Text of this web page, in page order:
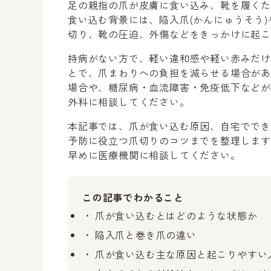
足の親指の爪が皮膚に食い込み、靴を履く
食い込む背景には、陥入爪(かんにゅうそ
切り、靴の圧迫、外傷などをきっかけに起
持病がない方で、軽い違和感や軽い赤みだ
とで、爪まわりへの負担を減らせる場合が
場合や、糖尿病・血流障害・免疫低下など
外科に相談してください。
本記事では、爪が食い込む原因、自宅でで
予防に役立つ爪切りのコツまでを整理しま
早めに医療機関に相談してください。
この記事でわかること
爪が食い込むとはどのような状態か
陥入爪と巻き爪の違い
爪が食い込む主な原因と起こりやすい